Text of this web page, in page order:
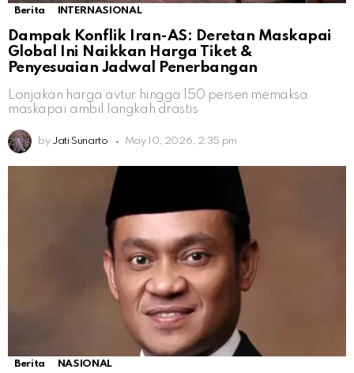
Berita INTERNASIONAL
Dampak Konflik Iran-AS: Deretan Maskapai
Global Ini Naikkan Harga Tiket &
Penyesuaian Jadwal Penerbangan
Lonjakan harga avtur hingga 150 persen memaksa
maskapai ambil langkah drastis
by Jati Sunarto May 10, 2026, 2:35 pm
Berita NASIONAL